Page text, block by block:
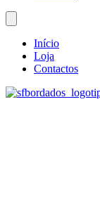
Início
Loja
Contactos